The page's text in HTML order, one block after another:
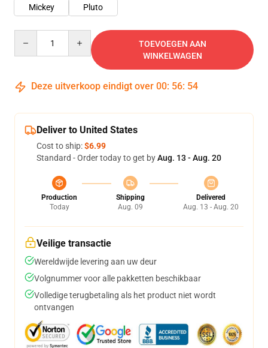
Mickey
Pluto
TOEVOEGEN AAN
WINKELWAGEN
Deze uitverkoop eindigt over 00: 56: 53
Deliver to United States
Cost to ship:$6.99
Standard - Order today to get byAug. 13 - Aug. 20
Production
Today
Shipping
Aug. 09
Delivered
Aug. 13 - Aug. 20
Veilige transactie
Wereldwijde levering aan uw deur
Volgnummer voor alle pakketten beschikbaar
Volledige terugbetaling als het product niet wordt
ontvangen